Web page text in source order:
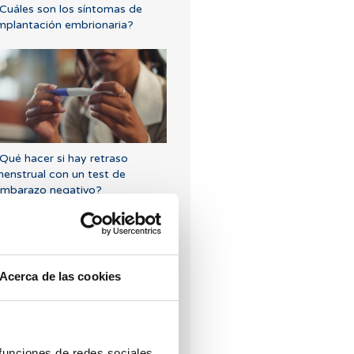
Acerca de las cookies
son los síntomas de
embrionaria?
hacer si hay retraso
con un test de
negativo?